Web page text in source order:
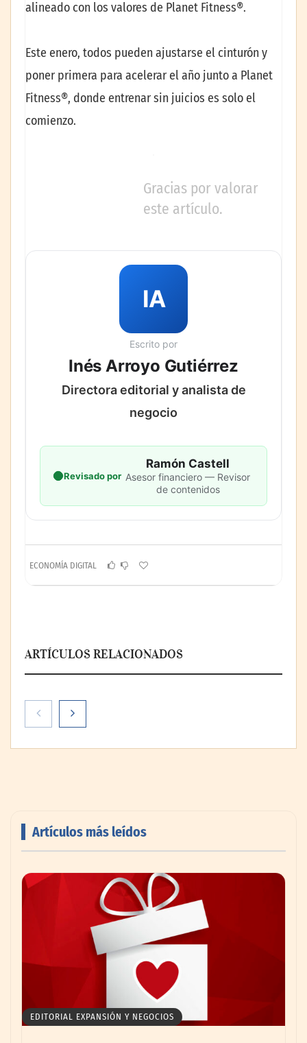
alineado con los valores de Planet Fitness®.
Este enero, todos pueden ajustarse el cinturón y
poner primera para acelerar el año junto a Planet
Fitness®, donde entrenar sin juicios es solo el
comienzo.
Gracias por valorar
este artículo.
IA
Escrito por
Inés Arroyo Gutiérrez
Directora editorial y analista de
negocio
Revisado por
Ramón Castell
Asesor financiero — Revisor
de contenidos
ECONOMÍA DIGITAL
ARTÍCULOS RELACIONADOS
impulsando la colaboración en el sector
Artículos más leídos
EDITORIAL EXPANSIÓN Y NEGOCIOS